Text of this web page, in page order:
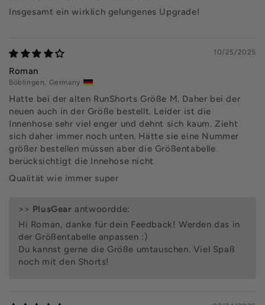
Insgesamt ein wirklich gelungenes Upgrade!
10/25/2025
Roman
Böblingen, Germany
Hatte bei der alten RunShorts Größe M. Daher bei der
neuen auch in der Größe bestellt. Leider ist die
Innenhose sehr viel enger und dehnt sich kaum. Zieht
sich daher immer noch unten. Hätte sie eine Nummer
größer bestellen müssen aber die Größentabelle
berücksichtigt die Innehose nicht
Qualität wie immer super
>> PlusGear antwoordde:
Hi Roman, danke für dein Feedback! Werden das in
der Größentabelle anpassen :)
Du kannst gerne die Größe umtauschen. Viel Spaß
noch mit den Shorts!